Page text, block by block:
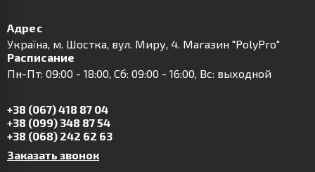
Адрес
Українa, м. Шостка, вул. Миру, 4. Магазин "PolyPro"
Расписание
Пн-Пт: 09:00 - 18:00, Сб: 09:00 - 16:00, Вс: выходной
+38 (067) 418 87 04
+38 (099) 348 87 54
+38 (068) 242 62 63
Заказать звонок